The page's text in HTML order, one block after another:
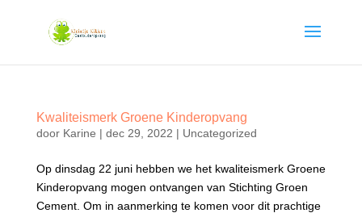
Kwaliteismerk Groene Kinderopvang
door Karine | dec 29, 2022 | Uncategorized
Op dinsdag 22 juni hebben we het kwaliteismerk Groene
Kinderopvang mogen ontvangen van Stichting Groen
Cement. Om in aanmerking te komen voor dit prachtige